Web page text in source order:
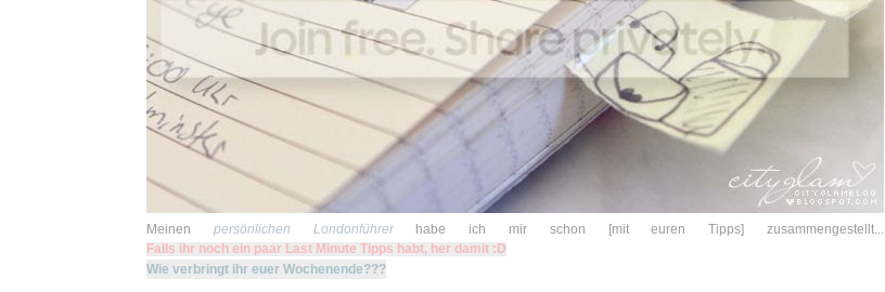
Meinen persönlichen Londonführer
habe ich mir schon [mit euren Tipps] zusammengestellt...
Falls ihr noch ein paar Last Minute Tipps habt, her damit :D
Wie verbringt ihr euer Wochenende???